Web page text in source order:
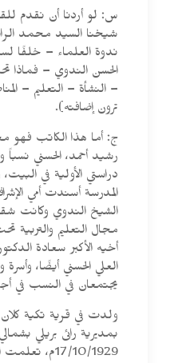
س: لو أردنا أن نقدم
شيخنا السيد محمد
ندوة العلماء – خلفًا
الحسن الندوي – فماذا
– النشأة – التعليم –
ترون إضافته).
ج: أما هذا الكاتب فهو
رشيد أحمد، الحسني
دراستي الأولية في
المدرسة أسندت أمي
الشيخ الندوي وكانت
مجال التعليم والتربية
أخيه الأكبر سعادة
العلي الحسني أيضًا،
يجتمعان في النسب في
ولدت في قرية تكية كلان
بمديرية رائى بريلي
17/10/1929م،